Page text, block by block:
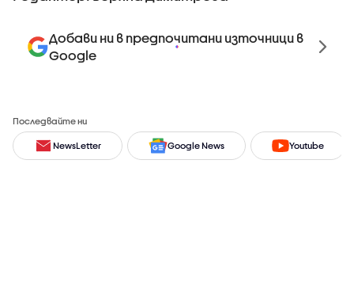
Добави ни в предпочитани източници в
Google
Последвайте ни
NewsLetter Google News Youtube